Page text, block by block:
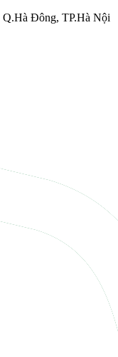
Q.Hà Đông, TP.Hà Nội